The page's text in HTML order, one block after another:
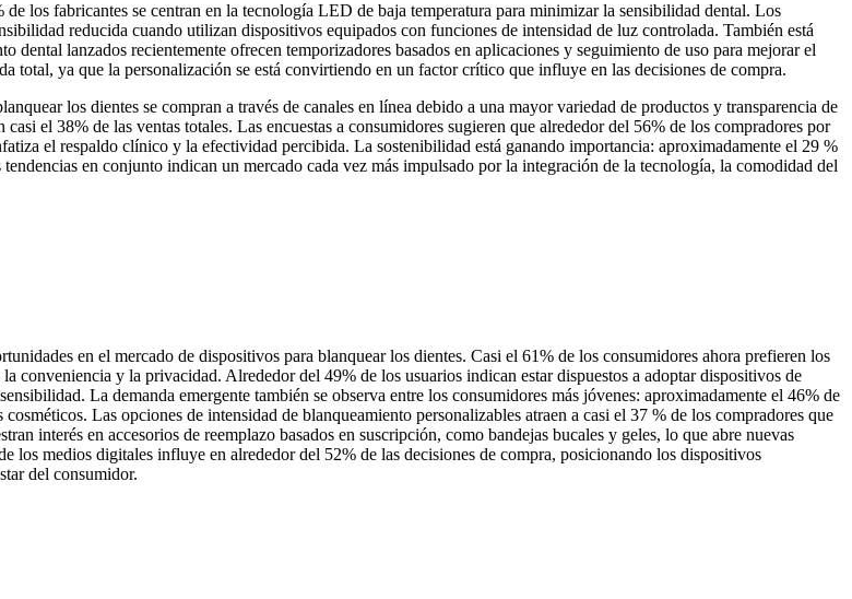
los fabricantes se centran en la tecnología LED de baja temperatura para minimizar la sensibilidad dental. Los
reducida cuando utilizan dispositivos equipados con funciones de intensidad de luz controlada. También está
lanzados recientemente ofrecen temporizadores basados ​​en aplicaciones y seguimiento de uso para mejorar el
total, ya que la personalización se está convirtiendo en un factor crítico que influye en las decisiones de compra.
los dientes se compran a través de canales en línea debido a una mayor variedad de productos y transparencia de
el 38% de las ventas totales. Las encuestas a consumidores sugieren que alrededor del 56% de los compradores por
el respaldo clínico y la efectividad percibida. La sostenibilidad está ganando importancia: aproximadamente el 29 %
en conjunto indican un mercado cada vez más impulsado por la integración de la tecnología, la comodidad del
en el mercado de dispositivos para blanquear los dientes. Casi el 61% de los consumidores ahora prefieren los
conveniencia y la privacidad. Alrededor del 49% de los usuarios indican estar dispuestos a adoptar dispositivos de
La demanda emergente también se observa entre los consumidores más jóvenes: aproximadamente el 46% de
Las opciones de intensidad de blanqueamiento personalizables atraen a casi el 37 % de los compradores que
interés en accesorios de reemplazo basados ​​en suscripción, como bandejas bucales y geles, lo que abre nuevas
los medios digitales influye en alrededor del 52% de las decisiones de compra, posicionando los dispositivos
del consumidor.